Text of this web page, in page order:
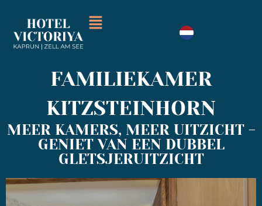
FAMILIEKAMER
KITZSTEINHORN
MEER KAMERS, MEER UITZICHT -
GENIET VAN EEN DUBBEL
GLETSJERUITZICHT